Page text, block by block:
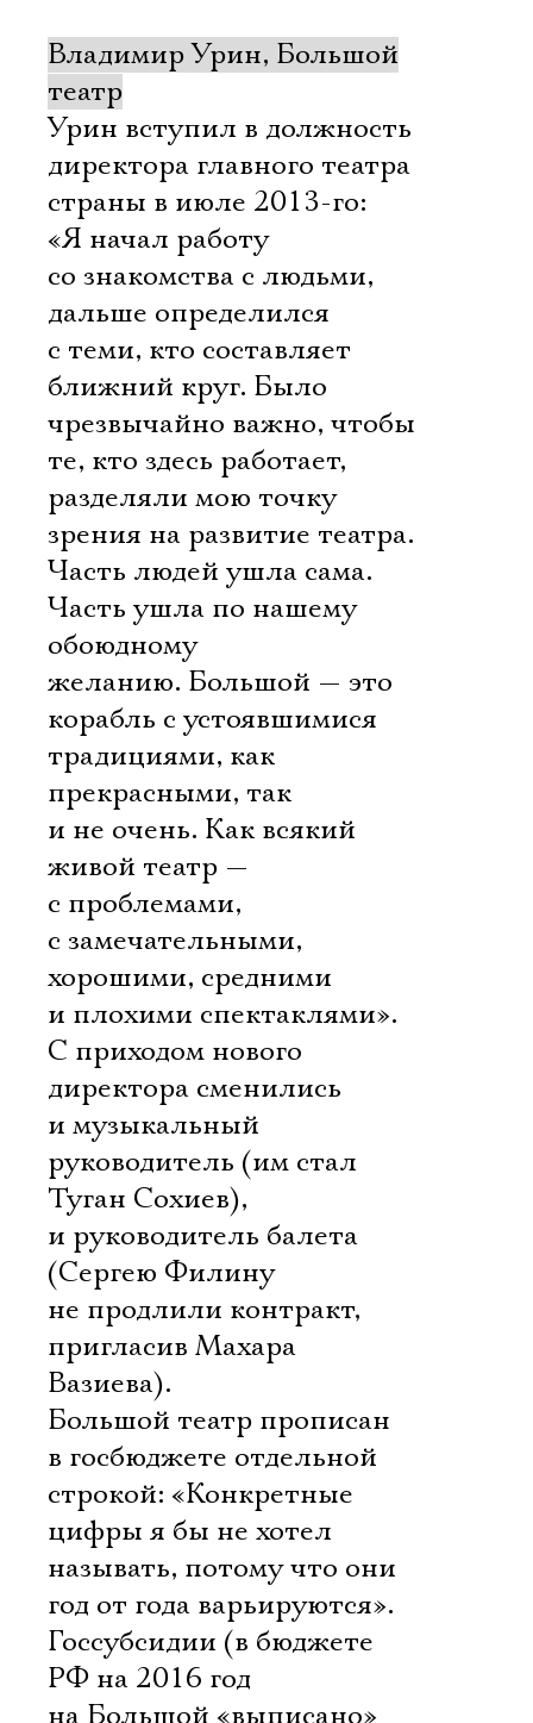
Владимир Урин, Большой
театр
Урин вступил в должность
директора главного театра
страны в июле 2013-го:
«Я начал работу
со знакомства с людьми,
дальше определился
с теми, кто составляет
ближний круг. Было
чрезвычайно важно, чтобы
те, кто здесь работает,
разделяли мою точку
зрения на развитие театра.
Часть людей ушла сама.
Часть ушла по нашему
обоюдному
желанию. Большой — это
корабль с устоявшимися
традициями, как
прекрасными, так
и не очень. Как всякий
живой театр —
с проблемами,
с замечательными,
хорошими, средними
и плохими спектаклями».
С приходом нового
директора сменились
и музыкальный
руководитель (им стал
Туган Сохиев),
и руководитель балета
(Сергею Филину
не продлили контракт,
пригласив Махара
Вазиева).
Большой театр прописан
в госбюджете отдельной
строкой: «Конкретные
цифры я бы не хотел
называть, потому что они
год от года варьируются».
Госсубсидии (в бюджете
РФ на 2016 год
на Большой «выписано»